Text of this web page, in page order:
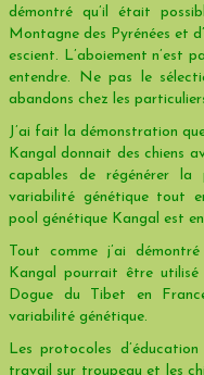
démontré qu’il était
Montagne des Pyrénées et
escient. L’aboiement n’est
entendre. Ne pas le
abandons chez les
J’ai fait la démonstration
Kangal donnait des chiens
capables de régénérer la
variabilité génétique tout
pool génétique Kangal est
Tout comme j’ai
Kangal pourrait être
Dogue du Tibet en
variabilité génétique.
Les protocoles
travail sur troupeau et les